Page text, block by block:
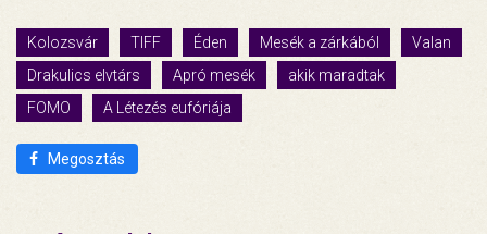
Kolozsvár TIFF Éden Mesék a zárkából
Valan
Drakulics elvtárs
Apró mesék
akik maradtak
FOMO
A Létezés eufóriája
Megosztás